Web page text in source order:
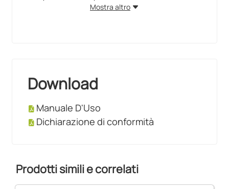
Mostra altro
Download
Manuale D'Uso
Dichiarazione di conformità
Prodotti simili e correlati